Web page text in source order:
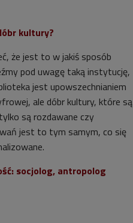
kultury?
że jest to w jakiś sposób
pod uwagę taką instytucję,
jest upowszechnianiem
ale dóbr kultury, które są
są rozdawane czy
jest to tym samym, co się
socjolog, antropolog